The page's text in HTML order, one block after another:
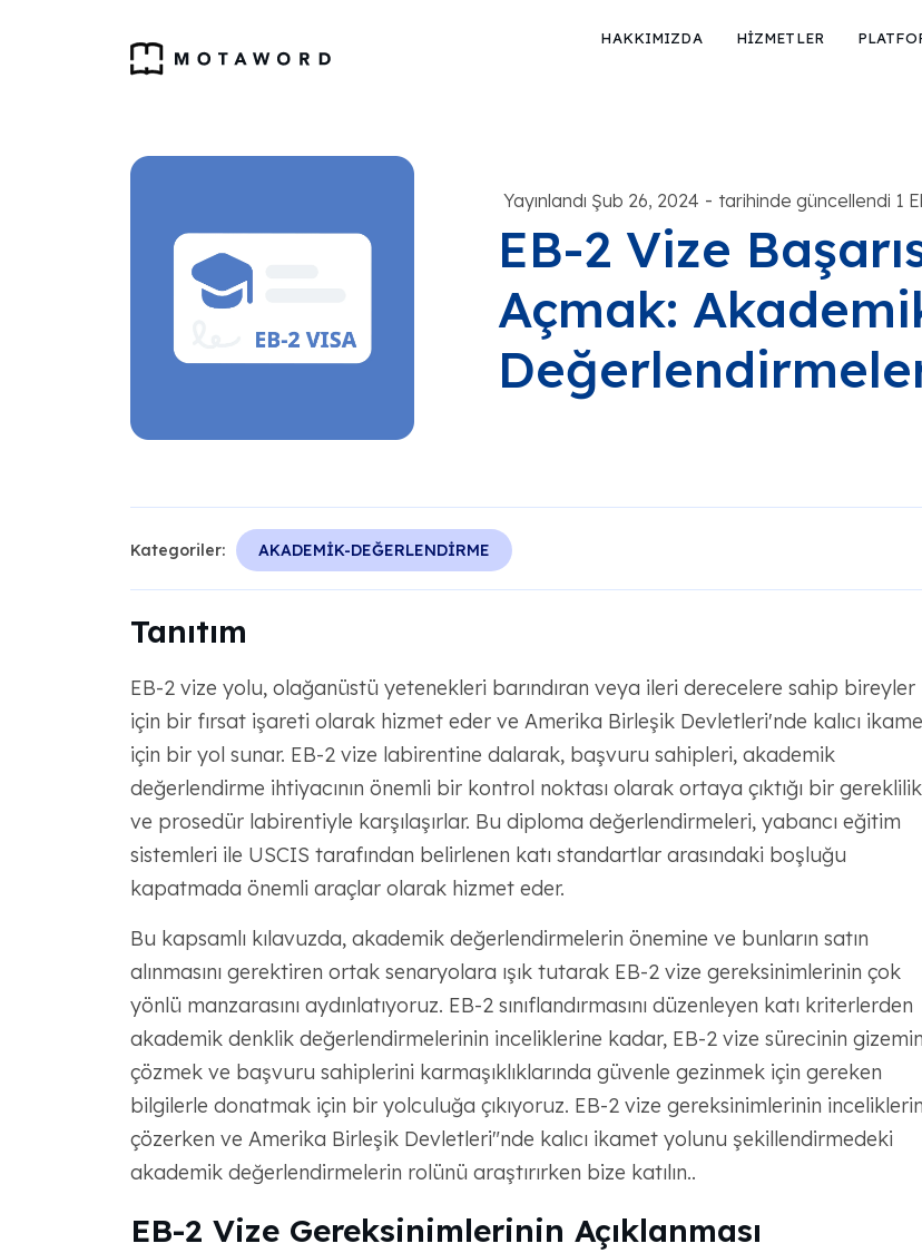
HAKKIMIZDA HİZMETLER
Yayınlandı Şub 26, 2024 - tarihinde güncellendi 1
EB-2 Vize
Açmak:
Kategoriler: AKADEMİK-DEĞERLENDİRME
Tanıtım
EB-2 vize yolu, olağanüstü yetenekleri barındıran veya ileri derecelere sahip bireyler
için bir fırsat işareti olarak hizmet eder ve Amerika Birleşik Devletleri'nde kalıcı
için bir yol sunar. EB-2 vize labirentine dalarak, başvuru sahipleri, akademik
değerlendirme ihtiyacının önemli bir kontrol noktası olarak ortaya çıktığı bir gereklilik
ve prosedür labirentiyle karşılaşırlar. Bu diploma değerlendirmeleri, yabancı eğitim
sistemleri ile USCIS tarafından belirlenen katı standartlar arasındaki boşluğu
kapatmada önemli araçlar olarak hizmet eder.
Bu kapsamlı kılavuzda, akademik değerlendirmelerin önemine ve bunların satın
alınmasını gerektiren ortak senaryolara ışık tutarak EB-2 vize gereksinimlerinin çok
yönlü manzarasını aydınlatıyoruz. EB-2 sınıflandırmasını düzenleyen katı kriterlerden
akademik denklik değerlendirmelerinin inceliklerine kadar, EB-2 vize sürecinin
çözmek ve başvuru sahiplerini karmaşıklıklarında güvenle gezinmek için gereken
bilgilerle donatmak için bir yolculuğa çıkıyoruz. EB-2 vize gereksinimlerinin
çözerken ve Amerika Birleşik Devletleri"nde kalıcı ikamet yolunu şekillendirmedeki
akademik değerlendirmelerin rolünü araştırırken bize katılın..
EB-2 Vize Gereksinimlerinin Açıklanması